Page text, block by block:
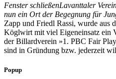
Fenster schließenLavanttaler
nun ein Ort der Begegnung für
Zapp und Friedl Rassi, wurde aus
Köglwirt mit viel Eigeneinsatz ein
der Billardverein »1. PBC Fair
sind in Gründung bzw. jederzeit
Popup